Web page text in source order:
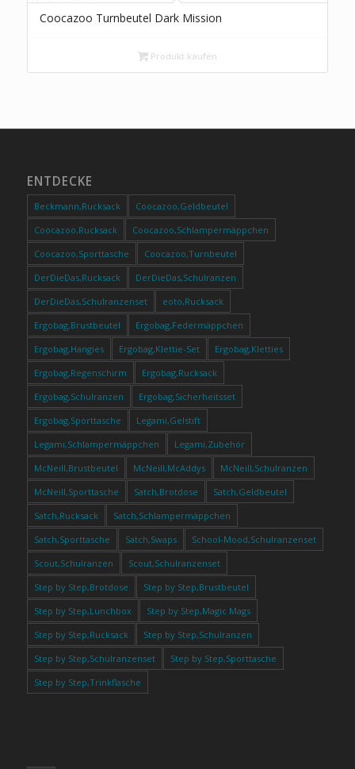
Coocazoo Turnbeutel Dark Mission
Produkt kaufen
ENTDECKE
Beckmann,Rucksack
Coocazoo,Geldbeutel
Coocazoo,Rucksack
Coocazoo,Schlampermäppchen
Coocazoo,Sporttasche
Coocazoo,Turnbeutel
DerDieDas,Rucksack
DerDieDas,Schulranzen
DerDieDas,Schulranzenset
eoto,Rucksack
Ergobag,Brustbeutel
Ergobag,Federmäppchen
Ergobag,Hangies
Ergobag,Klettie-Set
Ergobag,Kletties
Ergobag,Regenschirm
Ergobag,Rucksack
Ergobag,Schulranzen
Ergobag,Sicherheitsset
Ergobag,Sporttasche
Legami,Gelstift
Legami,Schlampermäppchen
Legami,Zubehör
McNeill,Brustbeutel
McNeill,McAddys
McNeill,Schulranzen
McNeill,Sporttasche
Satch,Brotdose
Satch,Geldbeutel
Satch,Rucksack
Satch,Schlampermäppchen
Satch,Sporttasche
Satch,Swaps
School-Mood,Schulranzenset
Scout,Schulranzen
Scout,Schulranzenset
Step by Step,Brotdose
Step by Step,Brustbeutel
Step by Step,Lunchbox
Step by Step,Magic Mags
Step by Step,Rucksack
Step by Step,Schulranzen
Step by Step,Schulranzenset
Step by Step,Sporttasche
Step by Step,Trinkflasche